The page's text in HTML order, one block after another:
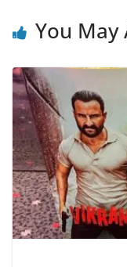
You May